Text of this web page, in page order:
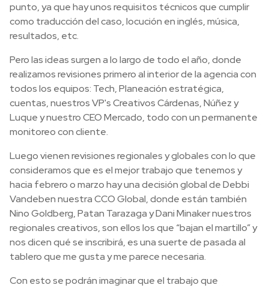
punto, ya que hay unos requisitos técnicos que cumplir
como traducción del caso, locución en inglés, música,
resultados, etc.
Pero las ideas surgen a lo largo de todo el año, donde
realizamos revisiones primero al interior de la agencia con
todos los equipos: Tech, Planeación estratégica,
cuentas, nuestros VP's Creativos Cárdenas, Núñez y
Luque y nuestro CEO Mercado, todo con un permanente
monitoreo con cliente.
Luego vienen revisiones regionales y globales con lo que
consideramos que es el mejor trabajo que tenemos y
hacia febrero o marzo hay una decisión global de Debbi
Vandeben nuestra CCO Global, donde están también
Nino Goldberg, Patan Tarazaga y Dani Minaker nuestros
regionales creativos, son ellos los que “bajan el martillo” y
nos dicen qué se inscribirá, es una suerte de pasada al
tablero que me gusta y me parece necesaria.
Con esto se podrán imaginar que el trabajo que